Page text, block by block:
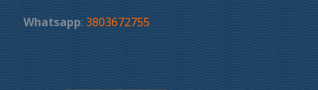
Whatsapp: 3803672755